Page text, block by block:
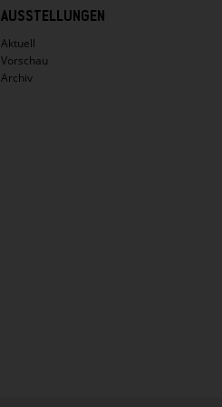
AUSSTELLUNGEN
Aktuell
Vorschau
Archiv